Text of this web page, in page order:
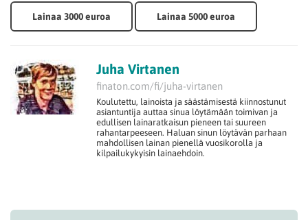
Lainaa 3000 euroa Lainaa 5000 euroa
Juha Virtanen
finaton.com/fi/juha-virtanen
Koulutettu, lainoista ja säästämisestä kiinnostunut
asiantuntija auttaa sinua löytämään toimivan ja
edullisen lainaratkaisun pieneen tai suureen
rahantarpeeseen. Haluan sinun löytävän parhaan
mahdollisen lainan pienellä vuosikorolla ja
kilpailukykyisin lainaehdoin.